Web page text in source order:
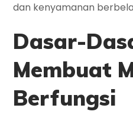
dan kenyamanan
Dasar-
Membuat
Berfungsi